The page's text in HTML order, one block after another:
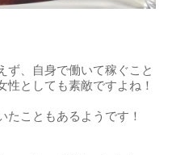
ず、自身で働いて稼ぐこと
性としても素敵ですよね！
たこともあるようです！